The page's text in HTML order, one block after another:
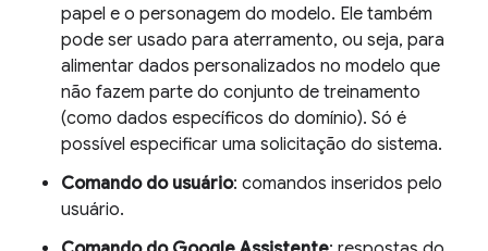
papel e o personagem do modelo. Ele também
pode ser usado para aterramento, ou seja, para
alimentar dados personalizados no modelo que
não fazem parte do conjunto de treinamento
(como dados específicos do domínio). Só é
possível especificar uma solicitação do sistema.
Comando do usuário: comandos inseridos pelo
usuário.